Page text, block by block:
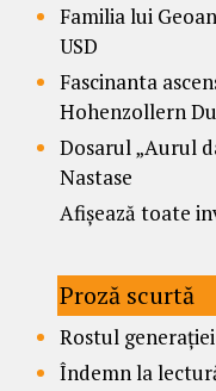
Familia lui
USD
Fascinanta
Hohenzollern
Dosarul „Aurul
Nastase
Afișează toate
Proză scurtă
Rostul
Îndemn la